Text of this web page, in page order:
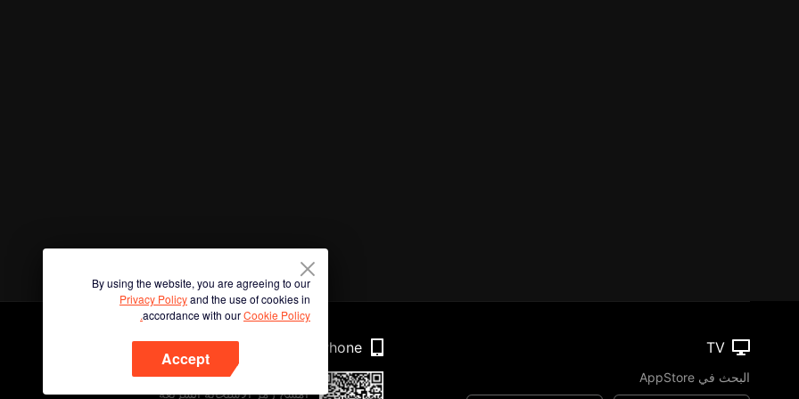
By using the website, you are agreeing to our
Privacy Policyand the use of cookies in
accordance with ourCookie Policy.
Accept
TV
البحث في AppStore
Phone
امسح رمز الاستجابة السريعة